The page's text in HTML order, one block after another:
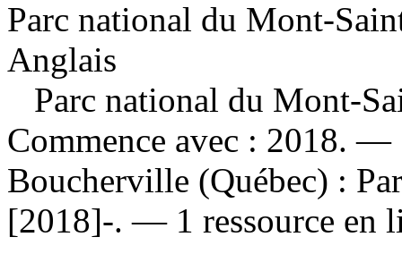
Parc national du Mont-
Anglais
Parc national du Mont-
Commence avec : 2018. —
Boucherville (Québec) :
[2018]-. — 1 ressource en